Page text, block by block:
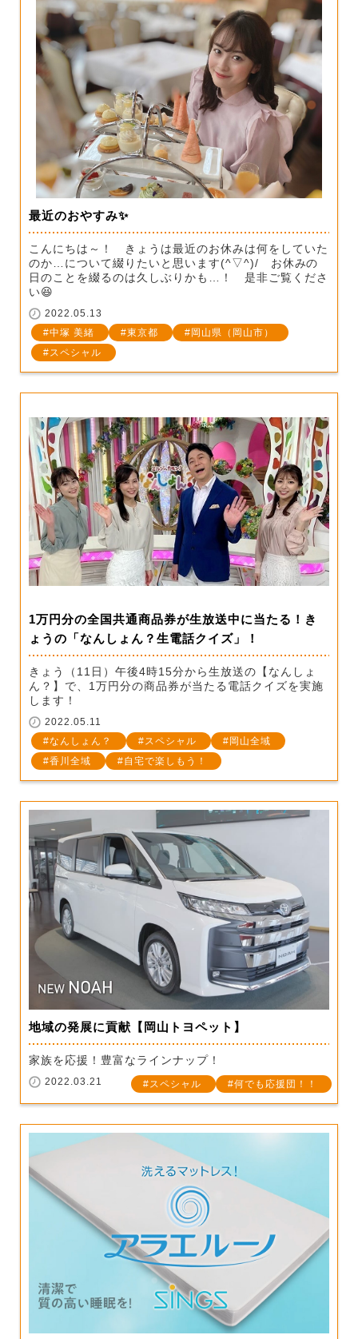
最近のおやすみ✨
こんにちは～！ きょうは最近のお休みは何をしていた
のか…について綴りたいと思います(^▽^)/ お休みの
日のことを綴るのは久しぶりかも…！ 是非ご覧くださ
い😆
2022.05.13
中塚 美緒
東京都
岡山県（岡山市）
スペシャル
1万円分の全国共通商品券が生放送中に当たる！き
ょうの「なんしょん？生電話クイズ」！
きょう（11日）午後4時15分から生放送の【なんしょ
ん？】で、1万円分の商品券が当たる電話クイズを実施
します！
2022.05.11
なんしょん？
スペシャル
岡山全域
香川全域
自宅で楽しもう！
地域の発展に貢献【岡山トヨペット】
家族を応援！豊富なラインナップ！
2022.03.21 スペシャル 何でも応援団！！